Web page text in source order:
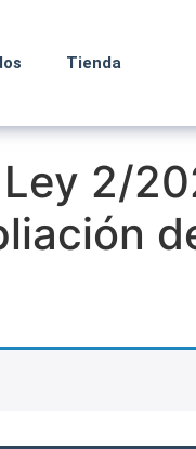
Tienda
2/